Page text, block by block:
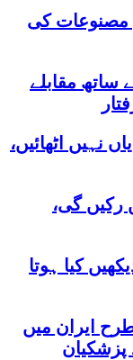
مصنوعات کی
مقابلے
نہیں اٹھائیں،
رکیں گی،
کیا ہوتا
ایران میں